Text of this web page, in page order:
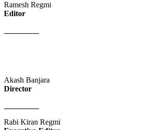
Ramesh Regmi
Editor
Akash Banjara
Director
Rabi Kiran Regmi